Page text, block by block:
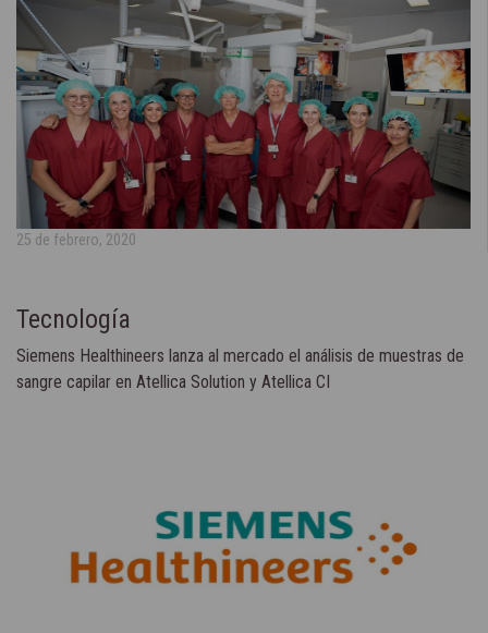
25 de febrero, 2020
Tecnología
Siemens Healthineers lanza al mercado el análisis de muestras de
sangre capilar en Atellica Solution y Atellica CI